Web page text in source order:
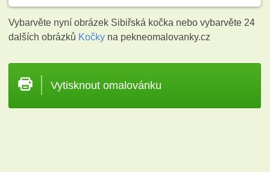
Vybarvěte nyní obrázek Sibiřská kočka nebo vybarvěte 24
dalších obrázků Kočky na pekneomalovanky.cz
Vytisknout omalovánku